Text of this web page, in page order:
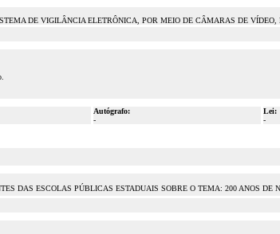
DE VIGILÂNCIA ELETRÔNICA, POR MEIO DE CÂMARAS DE
Autógrafo:
-
Lei:
-
DAS ESCOLAS PÚBLICAS ESTADUAIS SOBRE O TEMA: 200 ANOS DE